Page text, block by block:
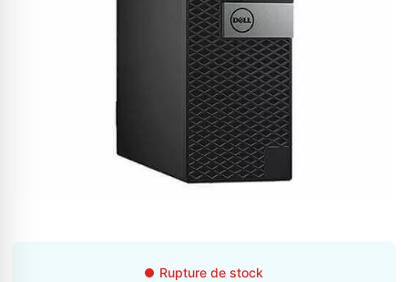
Appelez-nous au
06 36 88 27 81Rupture de stock